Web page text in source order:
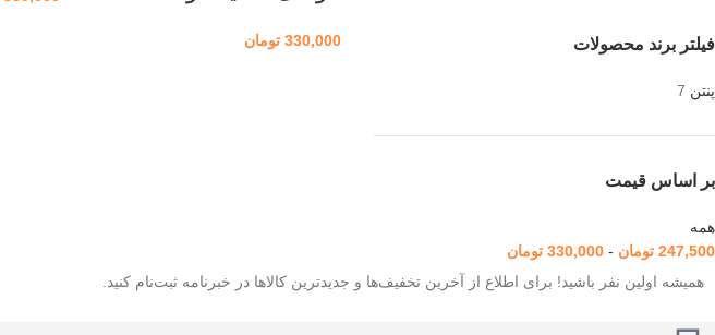
فیلتر برند محصولات
پنتن 7
بر اساس قیمت
همه
247,500 تومان -
330,000 تومان
330,000 تومان
همیشه اولین نفر باشید! برای اطلاع از آخرین تخفیف‌ها و جدیدترین کالاها در خبرنامه ثبت‌نام کنید.